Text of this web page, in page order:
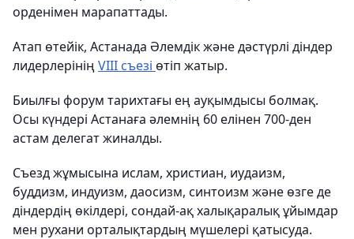
орденімен марапаттады.
Атап өтейік, Астанада Әлемдік және дәстүрлі діндер
лидерлерінің VIII съезі өтіп жатыр.
Биылғы форум тарихтағы ең ауқымдысы болмақ.
Осы күндері Астанаға әлемнің 60 елінен 700-ден
астам делегат жиналды.
Съезд жұмысына ислам, христиан, иудаизм,
буддизм, индуизм, даосизм, синтоизм және өзге де
діндердің өкілдері, сондай-ақ халықаралық ұйымдар
мен рухани орталықтардың мүшелері қатысуда.